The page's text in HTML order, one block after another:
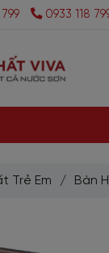
0933 118
Trẻ Em / Bàn